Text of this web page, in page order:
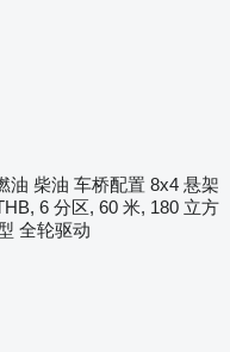
油 柴油 车桥配置 8x4 悬架
6 分区, 60 米, 180 立方
全轮驱动